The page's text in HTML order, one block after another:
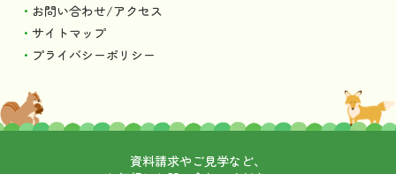
お問い合わせ/アクセス
サイトマップ
プライバシーポリシー
資料請求やご見学など、